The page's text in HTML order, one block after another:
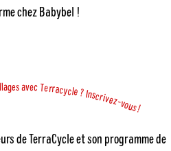
chez Babybel !
lagesavec Terracycle ?Inscrivez-vous!
de TerraCycle et son programme de